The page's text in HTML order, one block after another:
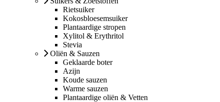
Rietsuiker
Kokosbloesemsuiker
Plantaardige stropen
Xylitol & Erythritol
Stevia
Oliën & Sauzen
Geklaarde boter
Azijn
Koude sauzen
Warme sauzen
Plantaardige oliën & Vetten